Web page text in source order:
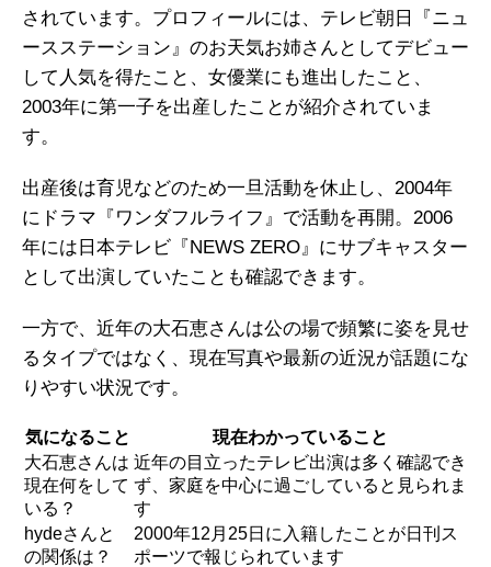
されています。プロフィールには、テレビ朝日『ニュ
ースステーション』のお天気お姉さんとしてデビュー
して人気を得たこと、女優業にも進出したこと、
2003年に第一子を出産したことが紹介されていま
す。
出産後は育児などのため一旦活動を休止し、2004年
にドラマ『ワンダフルライフ』で活動を再開。2006
年には日本テレビ『NEWS ZERO』にサブキャスター
として出演していたことも確認できます。
一方で、近年の大石恵さんは公の場で頻繁に姿を見せ
るタイプではなく、現在写真や最新の近況が話題にな
りやすい状況です。
気になること
現在わかっていること
大石恵さんは
現在何をして
いる？
近年の目立ったテレビ出演は多く確認でき
ず、家庭を中心に過ごしていると見られま
す
hydeさんと
の関係は？
2000年12月25日に入籍したことが日刊ス
ポーツで報じられています